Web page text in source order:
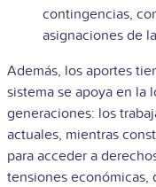
contingencias,
asignaciones de
Además, los aportes
sistema se apoya en la
generaciones: los
actuales, mientras
para acceder a
tensiones económicas,